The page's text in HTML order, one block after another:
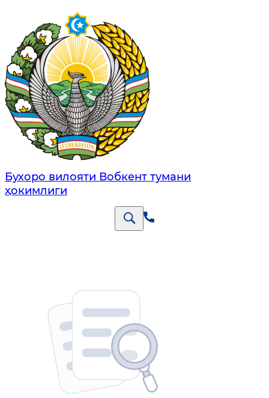
Бухоро вилояти Вобкент тумани
ҳокимлиги